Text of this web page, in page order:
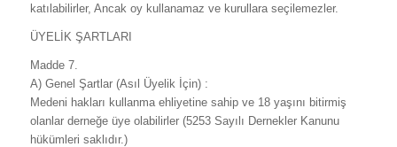
katılabilirler, Ancak oy kullanamaz ve kurullara seçilemezler.
ÜYELİK ŞARTLARI
Madde 7.
A) Genel Şartlar (Asıl Üyelik İçin) :
Medeni hakları kullanma ehliyetine sahip ve 18 yaşını bitirmiş
olanlar derneğe üye olabilirler (5253 Sayılı Dernekler Kanunu
hükümleri saklıdır.)